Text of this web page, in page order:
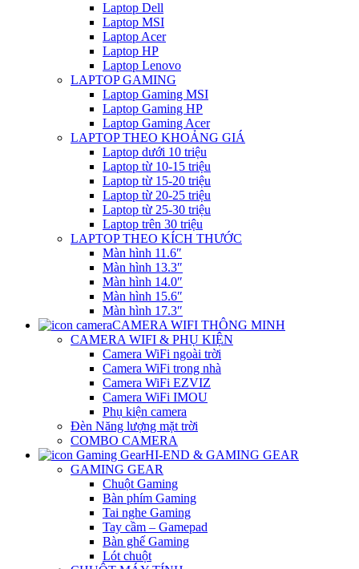
Laptop Dell
Laptop MSI
Laptop Acer
Laptop HP
Laptop Lenovo
LAPTOP GAMING
Laptop Gaming MSI
Laptop Gaming HP
Laptop Gaming Acer
LAPTOP THEO KHOẢNG GIÁ
Laptop dưới 10 triệu
Laptop từ 10-15 triệu
Laptop từ 15-20 triệu
Laptop từ 20-25 triệu
Laptop từ 25-30 triệu
Laptop trên 30 triệu
LAPTOP THEO KÍCH THƯỚC
Màn hình 11.6″
Màn hình 13.3″
Màn hình 14.0″
Màn hình 15.6″
Màn hình 17.3″
CAMERA WIFI THÔNG MINH
CAMERA WIFI & PHỤ KIỆN
Camera WiFi ngoài trời
Camera WiFi trong nhà
Camera WiFi EZVIZ
Camera WiFi IMOU
Phụ kiện camera
Đèn Năng lượng mặt trời
COMBO CAMERA
HI-END & GAMING GEAR
GAMING GEAR
Chuột Gaming
Bàn phím Gaming
Tai nghe Gaming
Tay cầm – Gamepad
Bàn ghế Gaming
Lót chuột